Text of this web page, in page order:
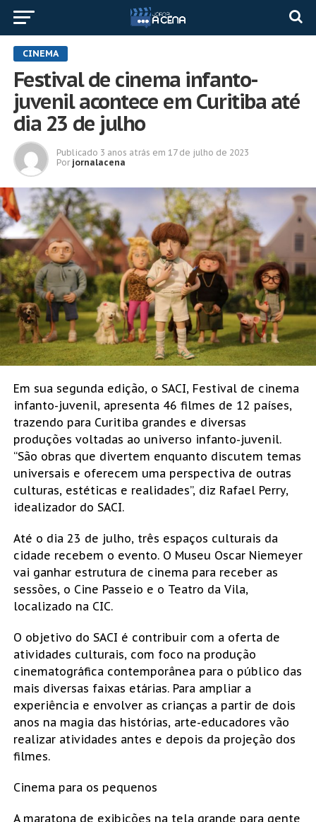
CINEMA
Festival de cinema infanto-
juvenil acontece em Curitiba até
dia 23 de julho
Publicado 3 anos atrás em 17 de julho de 2023
Por jornalacena
Em sua segunda edição, o SACI, Festival de cinema
infanto-juvenil, apresenta 46 filmes de 12 países,
trazendo para Curitiba grandes e diversas
produções voltadas ao universo infanto-juvenil.
“São obras que divertem enquanto discutem temas
universais e oferecem uma perspectiva de outras
culturas, estéticas e realidades”, diz Rafael Perry,
idealizador do SACI.
Até o dia 23 de julho, três espaços culturais da
cidade recebem o evento. O Museu Oscar Niemeyer
vai ganhar estrutura de cinema para receber as
sessões, o Cine Passeio e o Teatro da Vila,
localizado na CIC.
O objetivo do SACI é contribuir com a oferta de
atividades culturais, com foco na produção
cinematográfica contemporânea para o público das
mais diversas faixas etárias. Para ampliar a
experiência e envolver as crianças a partir de dois
anos na magia das histórias, arte-educadores vão
realizar atividades antes e depois da projeção dos
filmes.
Cinema para os pequenos
A maratona de exibições na tela grande para gente